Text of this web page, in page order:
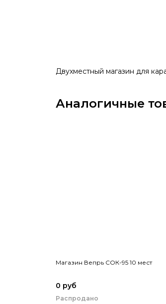
Двухместный магазин для
Аналогичные
Магазин Вепрь СОК-95 10 мест
0 руб
Распродано